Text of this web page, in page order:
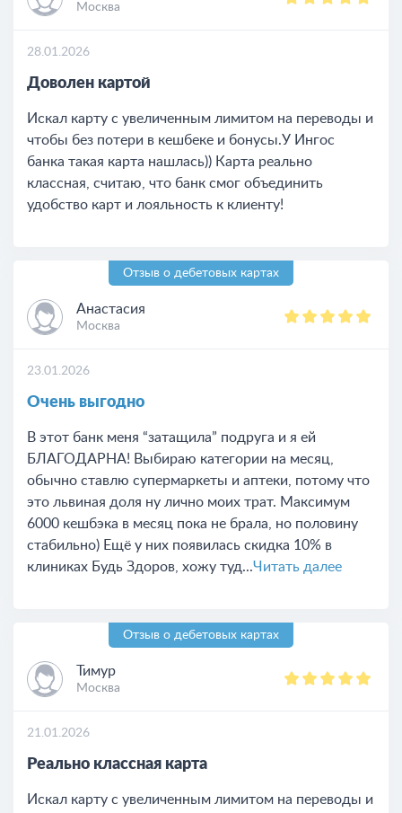
Москва
28.01.2026
Доволен картой
Искал карту с увеличенным лимитом на переводы и
чтобы без потери в кешбеке и бонусы.У Ингос
банка такая карта нашлась)) Карта реально
классная, считаю, что банк смог объединить
удобство карт и лояльность к клиенту!
Отзыв о дебетовых картах
Анастасия
Москва
23.01.2026
Очень выгодно
В этот банк меня “затащила” подруга и я ей
БЛАГОДАРНА! Выбираю категории на месяц,
обычно ставлю супермаркеты и аптеки, потому что
это львиная доля ну лично моих трат. Максимум
6000 кешбэка в месяц пока не брала, но половину
стабильно) Ещё у них появилась скидка 10% в
клиниках Будь Здоров, хожу туд...Читать далее
Отзыв о дебетовых картах
Тимур
Москва
21.01.2026
Реально классная карта
Искал карту с увеличенным лимитом на переводы и